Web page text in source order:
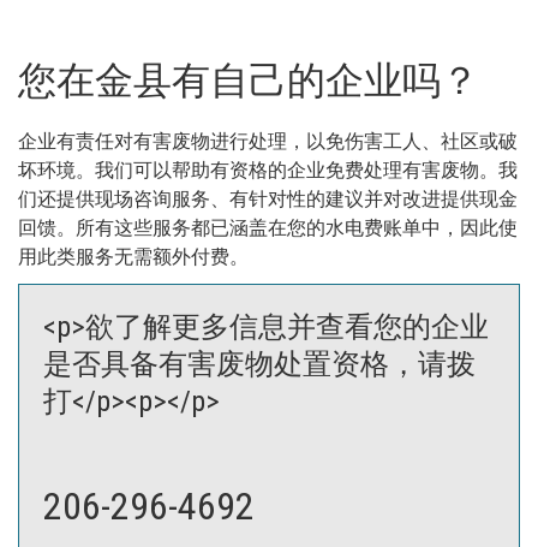
您在金县有自己的企业吗？
企业有责任对有害废物进行处理，以免伤害工人、社区或破
坏环境。我们可以帮助有资格的企业免费处理有害废物。我
们还提供现场咨询服务、有针对性的建议并对改进提供现金
回馈。所有这些服务都已涵盖在您的水电费账单中，因此使
用此类服务无需额外付费。
<p>欲了解更多信息并查看您的企业
是否具备有害废物处置资格，请拨
打</p><p></p>
206-296-4692